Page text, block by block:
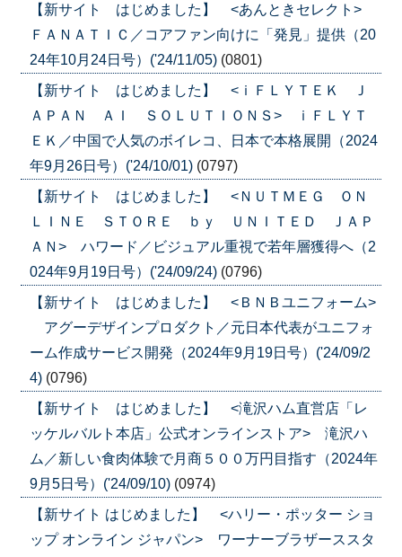
【新サイト はじめました】 <あんときセレクト>
ＦＡＮＡＴＩＣ／コアファン向けに「発見」提供（20
24年10月24日号）('24/11/05) (0801)
【新サイト はじめました】 <ｉＦＬＹＴＥＫ Ｊ
ＡＰＡＮ ＡＩ ＳＯＬＵＴＩＯＮＳ> ｉＦＬＹＴ
ＥＫ／中国で人気のボイレコ、日本で本格展開（2024
年9月26日号）('24/10/01) (0797)
【新サイト はじめました】 <ＮＵＴＭＥＧ ＯＮ
ＬＩＮＥ ＳＴＯＲＥ ｂｙ ＵＮＩＴＥＤ ＪＡＰ
ＡＮ> ハワード／ビジュアル重視で若年層獲得へ（2
024年9月19日号）('24/09/24) (0796)
【新サイト はじめました】 <ＢＮＢユニフォーム>
アグーデザインプロダクト／元日本代表がユニフォ
ーム作成サービス開発（2024年9月19日号）('24/09/2
4) (0796)
【新サイト はじめました】 <滝沢ハム直営店「レ
ッケルバルト本店」公式オンラインストア> 滝沢ハ
ム／新しい食肉体験で月商５００万円目指す（2024年
9月5日号）('24/09/10) (0974)
【新サイト はじめました】 <ハリー・ポッター ショ
ップ オンライン ジャパン> ワーナーブラザーススタ